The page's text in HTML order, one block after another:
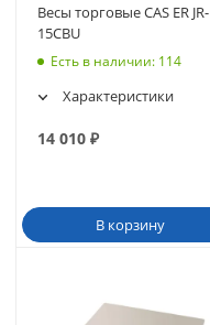
Весы торговые CAS ER JR-
15CBU
Есть в наличии: 114
Характеристики
14 010 ₽
В корзину